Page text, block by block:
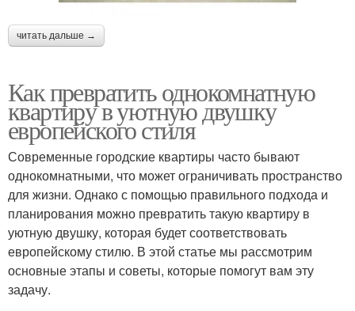
читать дальше →
Как превратить однокомнатную
квартиру в уютную двушку
европейского стиля
Современные городские квартиры часто бывают
однокомнатными, что может ограничивать пространство
для жизни. Однако с помощью правильного подхода и
планирования можно превратить такую квартиру в
уютную двушку, которая будет соответствовать
европейскому стилю. В этой статье мы рассмотрим
основные этапы и советы, которые помогут вам эту
задачу.